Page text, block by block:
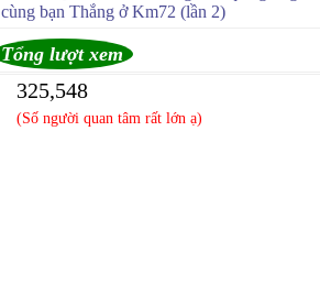
cùng bạn Thắng ở Km72 (lần 2)
Tổng lượt xem
325,548
(Số người quan tâm rất lớn ạ)